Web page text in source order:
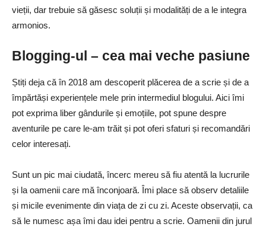
vieții, dar trebuie să găsesc soluții și modalități de a le integra
armonios.
Blogging-ul – cea mai veche pasiune
Știți deja că în 2018 am descoperit plăcerea de a scrie și de a
împărtăși experiențele mele prin intermediul blogului. Aici îmi
pot exprima liber gândurile și emoțiile, pot spune despre
aventurile pe care le-am trăit și pot oferi sfaturi și recomandări
celor interesați.
Sunt un pic mai ciudată, încerc mereu să fiu atentă la lucrurile
și la oamenii care mă înconjoară. Îmi place să observ detaliile
și micile evenimente din viața de zi cu zi. Aceste observații, ca
să le numesc așa îmi dau idei pentru a scrie. Oamenii din jurul